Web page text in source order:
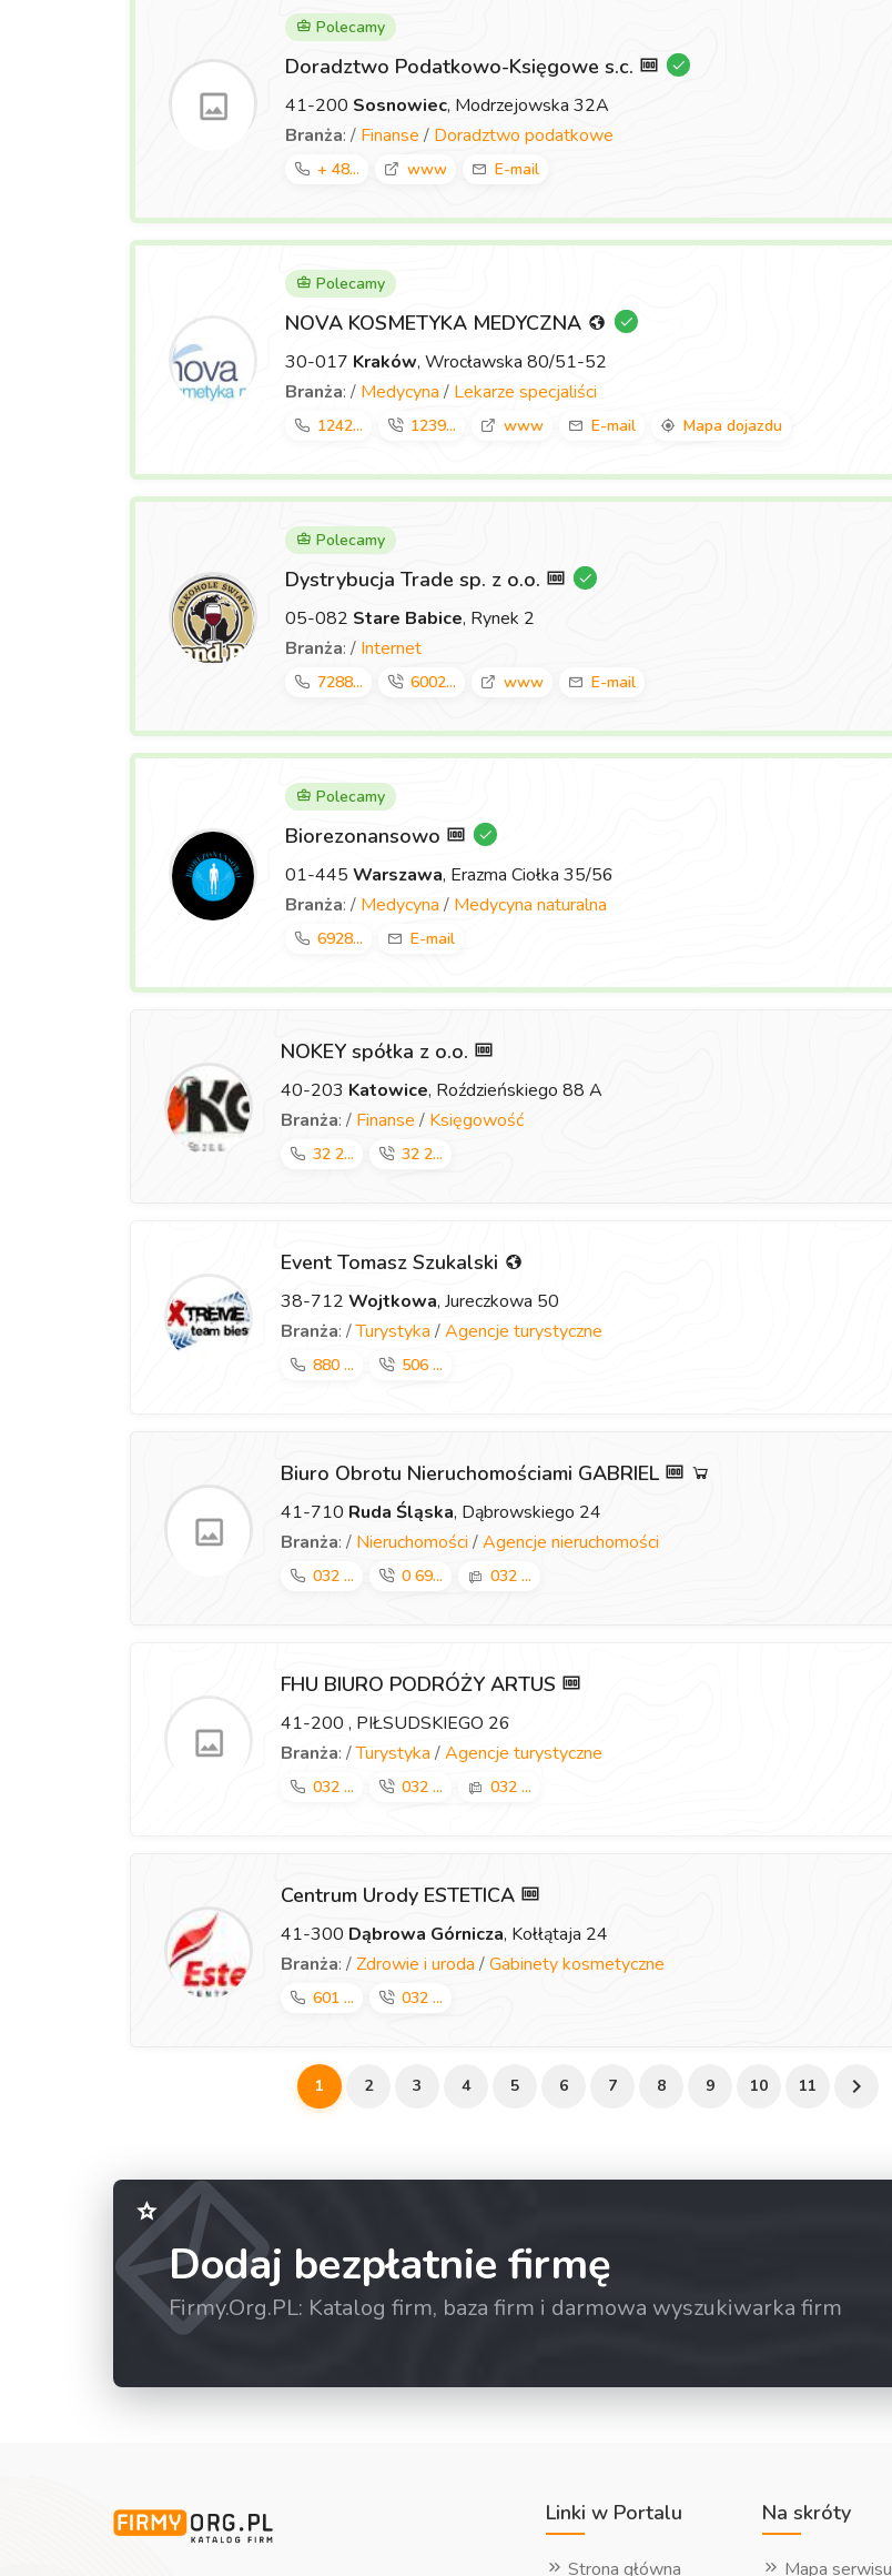
Polecamy
Doradztwo Podatkowo-Księgowe s.c.
41-200 Sosnowiec, Modrzejowska 32A
Branża: / Finanse / Doradztwo podatkowe
+ 48... www E-mail
Polecamy
NOVA KOSMETYKA MEDYCZNA
30-017 Kraków, Wrocławska 80/51-52
Branża: / Medycyna / Lekarze specjaliści
1242... 1239... www E-mail Mapa dojazdu
Polecamy
Dystrybucja Trade sp. z o.o.
05-082 Stare Babice, Rynek 2
Branża: / Internet
7288... 6002... www E-mail
Polecamy
Biorezonansowo
01-445 Warszawa, Erazma Ciołka 35/56
Branża: / Medycyna / Medycyna naturalna
6928... E-mail
NOKEY spółka z o.o.
40-203 Katowice, Roździeńskiego 88 A
Branża: / Finanse / Księgowość
32 2... 32 2...
Event Tomasz Szukalski
38-712 Wojtkowa, Jureczkowa 50
Branża: /Turystyka /Agencje turystyczne
880 ... 506 ...
Biuro Obrotu Nieruchomościami GABRIEL
41-710 Ruda Śląska, Dąbrowskiego 24
Branża: / Nieruchomości /Agencje nieruchomości
032 ... 0 69... 032 ...
FHU BIURO PODRÓŻY ARTUS
41-200 , PIŁSUDSKIEGO 26
Branża: /Turystyka /Agencje turystyczne
032 ... 032 ... 032 ...
Centrum Urody ESTETICA
41-300 Dąbrowa Górnicza, Kołłątaja 24
Branża: /Zdrowie i uroda /Gabinety kosmetyczne
601 ... 032 ...
1 2 3 4 5 6 7 8 9 10 11
Dodaj bezpłatnie firmę
Firmy.Org.PL: Katalog firm, baza firm i darmowa wyszukiwarka firm
Linki w Portalu
Strona główna
Na skróty
Mapa serwisu